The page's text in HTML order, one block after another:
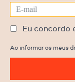
Eu concordo
Ao informar os meus